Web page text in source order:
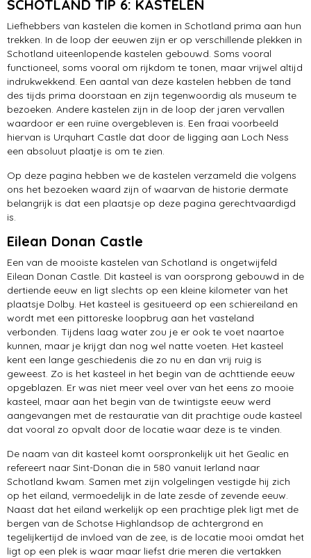
Jacobite Train
Falkirk
SCHOTLAND TIP 6: KASTELEN
Liefhebbers van kastelen die komen in Schotland prima aan hun
trekken. In de loop der eeuwen zijn er op verschillende plekken in
Schotland uiteenlopende kastelen gebouwd. Soms vooral
functioneel, soms vooral om rijkdom te tonen, maar vrijwel altijd
indrukwekkend. Een aantal van deze kastelen hebben de tand
des tijds prima doorstaan en zijn tegenwoordig als museum te
bezoeken. Andere kastelen zijn in de loop der jaren vervallen
waardoor er een ruïne overgebleven is. Een fraai voorbeeld
hiervan is Urquhart Castle dat door de ligging aan Loch Ness
een absoluut plaatje is om te zien.
Op deze pagina hebben we de kastelen verzameld die volgens
ons het bezoeken waard zijn of waarvan de historie dermate
belangrijk is dat een plaatsje op deze pagina gerechtvaardigd
is.
Eilean Donan Castle
Een van de mooiste kastelen van Schotland is ongetwijfeld
Eilean Donan Castle. Dit kasteel is van oorsprong gebouwd in de
dertiende eeuw en ligt slechts op een kleine kilometer van het
plaatsje Dolby. Het kasteel is gesitueerd op een schiereiland en
wordt met een pittoreske loopbrug aan het vasteland
verbonden. Tijdens laag water zou je er ook te voet naartoe
kunnen, maar je krijgt dan nog wel natte voeten. Het kasteel
kent een lange geschiedenis die zo nu en dan vrij ruig is
geweest. Zo is het kasteel in het begin van de achttiende eeuw
opgeblazen. Er was niet meer veel over van het eens zo mooie
kasteel, maar aan het begin van de twintigste eeuw werd
aangevangen met de restauratie van dit prachtige oude kasteel
dat vooral zo opvalt door de locatie waar deze is te vinden.
De naam van dit kasteel komt oorspronkelijk uit het Gealic en
refereert naar Sint-Donan die in 580 vanuit Ierland naar
Schotland kwam. Samen met zijn volgelingen vestigde hij zich
op het eiland, vermoedelijk in de late zesde of zevende eeuw.
Naast dat het eiland werkelijk op een prachtige plek ligt met de
bergen van de Schotse Highlandsop de achtergrond en
tegelijkertijd de invloed van de zee, is de locatie mooi omdat het
ligt op een plek is waar maar liefst drie meren die vertakken